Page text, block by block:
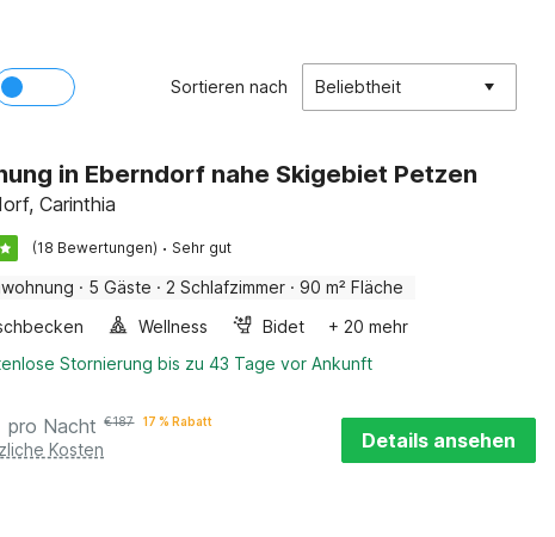
Sortieren nach Beliebtheit
in Eberndorf nahe Skigebiet Petzen
Carinthia
(18 Bewertungen) · Sehr gut
· 5 Gäste · 2 Schlafzimmer · 90 m² Fläche
Wellness Bidet
+ 20 mehr
Stornierung bis zu 43 Tage vor Ankunft
pro Nacht €187 17 % Rabatt
Kosten Details ansehen